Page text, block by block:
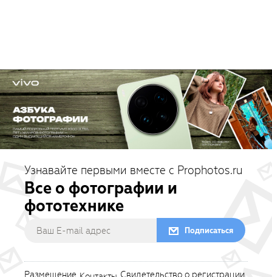
Узнавайте первыми вместе с Prophotos.ru
Все о фотографии и
фототехнике
Подписаться
Размещение Свидетельство о регистрации